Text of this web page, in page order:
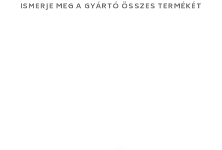
ISMERJE MEG A GYÁRTÓ ÖSSZES TERMÉKÉT